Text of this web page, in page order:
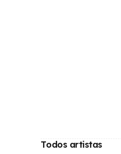
Todos artistas